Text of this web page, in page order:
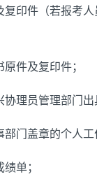
印件（若报考
件及复印件；
协理员管理部门
门盖章的个人
单；